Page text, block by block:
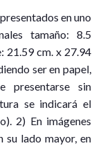
en uno
tamaño: 8.5
21.59 cm. x 27.94
ser en papel,
presentarse sin
se indicará el
2) En imágenes
su lado mayor, en